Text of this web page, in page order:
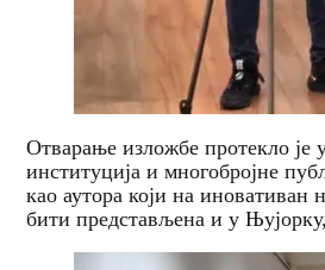
Отварање изложбе протекло је
институција и многобројне
као аутора који на иновативан
бити представљена и у